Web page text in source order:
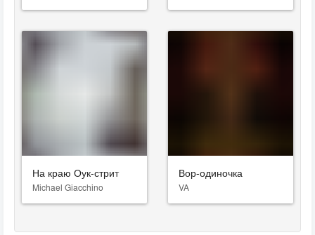
На краю Оук-стрит
Michael Giacchino
Вор-одиночка
VA